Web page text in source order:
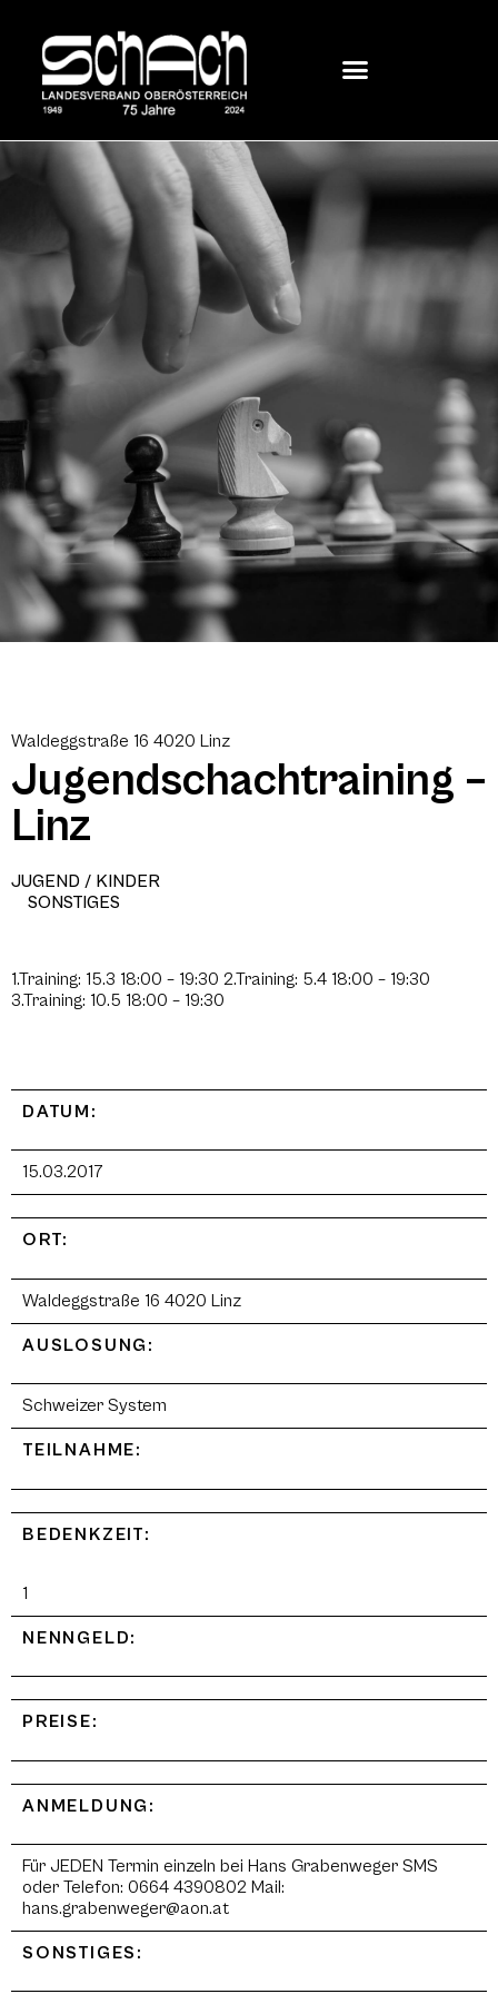
Waldeggstraße 16 4020 Linz
Jugendschachtraining –
Linz
JUGEND / KINDER
SONSTIGES
1.Training: 15.3 18:00 – 19:30 2.Training: 5.4 18:00 – 19:30
3.Training: 10.5 18:00 – 19:30
DATUM:
15.03.2017
ORT:
Waldeggstraße 16 4020 Linz
AUSLOSUNG:
Schweizer System
TEILNAHME:
BEDENKZEIT:
1
NENNGELD:
PREISE:
ANMELDUNG:
Für JEDEN Termin einzeln bei Hans Grabenweger SMS
oder Telefon: 0664 4390802 Mail:
hans.grabenweger@aon.at
SONSTIGES: